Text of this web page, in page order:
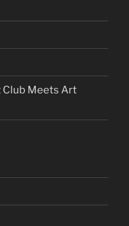
Club Meets Art